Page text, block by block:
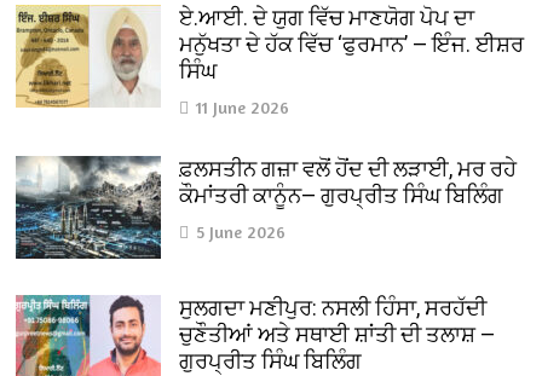
ਏ.ਆਈ. ਦੇ ਯੁਗ ਵਿੱਚ ਮਾਣਯੋਗ ਪੋਪ ਦਾ
ਮਨੁੱਖਤਾ ਦੇ ਹੱਕ ਵਿੱਚ ‘ਫੁਰਮਾਨ’ — ਇੰਜ. ਈਸ਼ਰ
ਸਿੰਘ
11 June 2026
ਫ਼ਲਸਤੀਨ ਗਜ਼ਾ ਵਲੋਂ ਹੋਂਦ ਦੀ ਲੜਾਈ, ਮਰ ਰਹੇ
ਕੌਮਾਂਤਰੀ ਕਾਨੂੰਨ— ਗੁਰਪ੍ਰੀਤ ਸਿੰਘ ਬਿਲਿੰਗ
5 June 2026
ਸੁਲਗਦਾ ਮਣੀਪੁਰ: ਨਸਲੀ ਹਿੰਸਾ, ਸਰਹੱਦੀ
ਚੁਣੌਤੀਆਂ ਅਤੇ ਸਥਾਈ ਸ਼ਾਂਤੀ ਦੀ ਤਲਾਸ਼ —
ਗੁਰਪ੍ਰੀਤ ਸਿੰਘ ਬਿਲਿੰਗ